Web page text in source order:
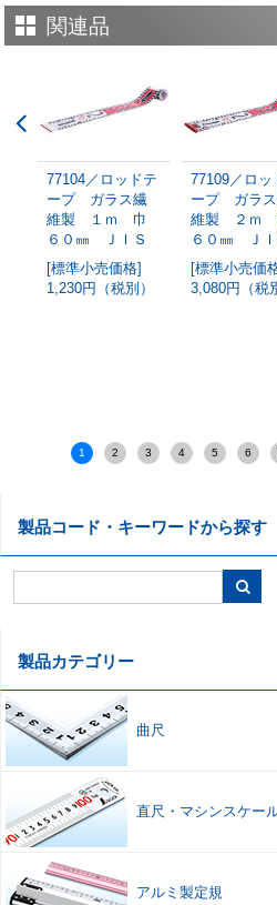
関連品
77104／ロッドテ
ープ ガラス繊
維製 １ｍ 巾
６０㎜ ＪＩＳ
[標準小売価格]
1,230円（税別）
77109／ロッ
ープ ガラ
維製 ２ｍ
６０㎜ ＪＩ
[標準小売価
3,080円（税
1 2 3 4 5 6
製品コード・キーワードから探す
製品カテゴリー
曲尺
直尺 ・ マシンスケー
アルミ製定規